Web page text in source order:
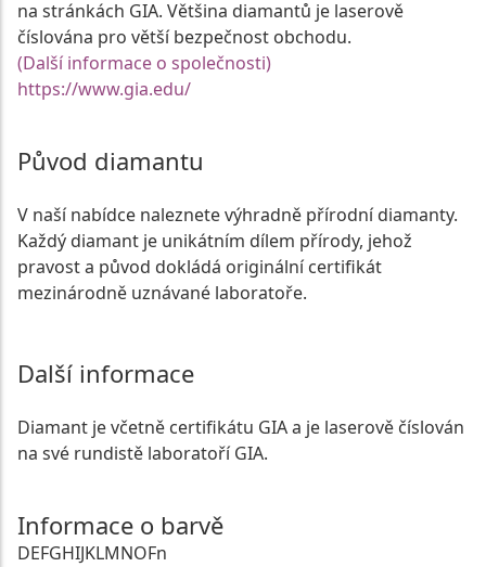
na stránkách GIA. Většina diamantů je laserově
číslována pro větší bezpečnost obchodu.
(Další informace o společnosti)
https://www.gia.edu/
Původ diamantu
V naší nabídce naleznete výhradně přírodní diamanty.
Každý diamant je unikátním dílem přírody, jehož
pravost a původ dokládá originální certifikát
mezinárodně uznávané laboratoře.
Další informace
Diamant je včetně certifikátu GIA a je laserově číslován
na své rundistě laboratoří GIA.
Informace o barvě
DEFGHIJKLMNOFn